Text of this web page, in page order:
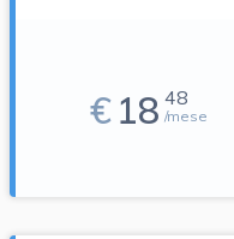
€18 48
/mese